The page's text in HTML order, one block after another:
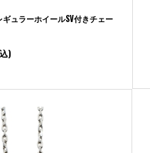
ュラーホイールSV付きチェー
)